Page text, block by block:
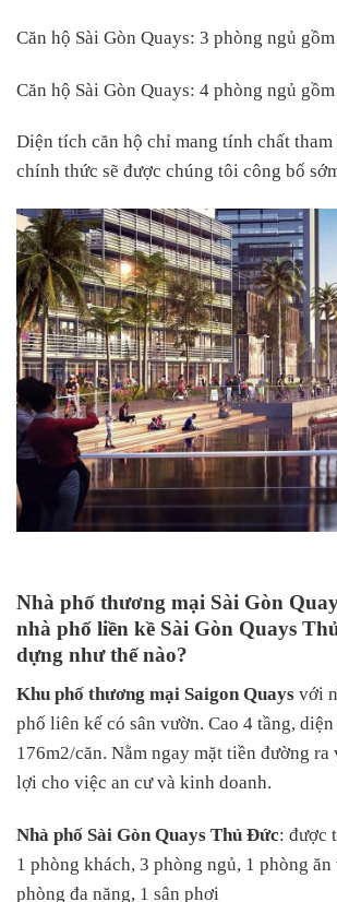
Căn hộ Sài Gòn Quays: 3 phòng ngủ
Căn hộ Sài Gòn Quays: 4 phòng ngủ
Diện tích căn hộ chỉ mang tính chất
chính thức sẽ được chúng tôi công bố
Nhà phố thương mại Sài Gòn
nhà phố liền kề Sài Gòn Quays
dựng như thế nào?
Khu phố thương mại Saigon Quays với
phố liên kế có sân vườn. Cao 4 tầng,
176m2/căn. Nằm ngay mặt tiền đường ra
lợi cho việc an cư và kinh doanh.
Nhà phố Sài Gòn Quays Thủ Đức: được
1 phòng khách, 3 phòng ngủ, 1 phòng ăn
phòng đa năng, 1 sân phơi